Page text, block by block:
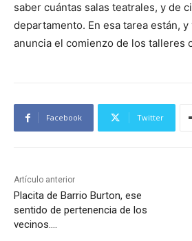
saber cuántas salas teatrales, y de
departamento. En esa tarea están, y
anuncia el comienzo de los talleres
Facebook Twitter
Artículo anterior
Placita de Barrio Burton, ese
sentido de pertenencia de los
vecinos….